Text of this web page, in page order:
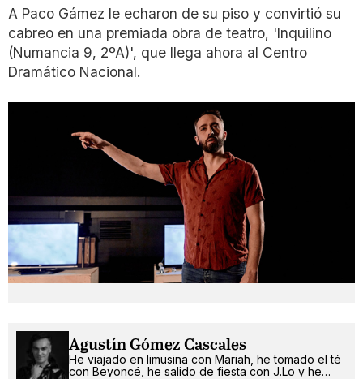
A Paco Gámez le echaron de su piso y convirtió su
cabreo en una premiada obra de teatro, 'Inquilino
(Numancia 9, 2ºA)', que llega ahora al Centro
Dramático Nacional.
Agustín Gómez Cascales
He viajado en limusina con Mariah, he tomado el té
con Beyoncé, he salido de fiesta con J.Lo y he